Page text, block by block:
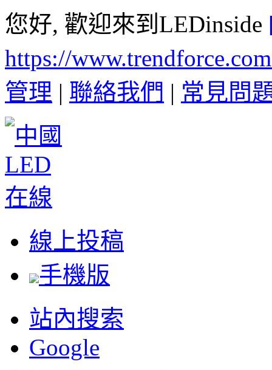
您好, 歡迎來到LEDinside
https://
管理 | 聯絡我們 | 常見問
線上投稿
手機版
站內搜索
Google